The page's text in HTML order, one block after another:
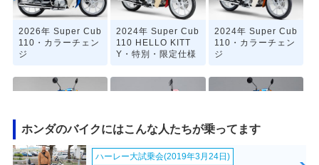
2026年 Super Cub
110・カラーチェン
ジ
2024年 Super Cub
110 HELLO KITT
Y・特別・限定仕様
2024年 Super Cub
110・カラーチェン
ジ
2022年 Super Cub
2020年 Super Cub
2020年 Super Cub
ホンダのバイクにはこんな人たちが乗ってます
ハーレー大試乗会(2019年3月24日)